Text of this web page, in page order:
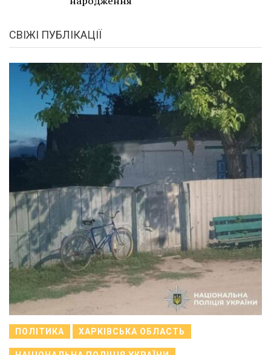
СВІЖІ ПУБЛІКАЦІЇ
ПОЛІТИКА ХАРКІВСЬКА ОБЛАСТЬ